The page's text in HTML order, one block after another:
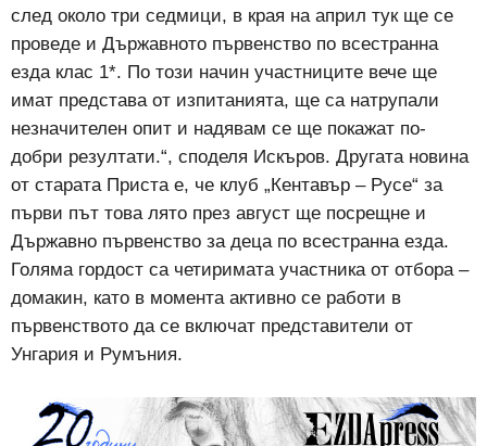
след около три седмици, в края на април тук ще се
проведе и Държавното първенство по всестранна
езда клас 1*. По този начин участниците вече ще
имат представа от изпитанията, ще са натрупали
незначителен опит и надявам се ще покажат по-
добри резултати.“, споделя Искъров. Другата новина
от старата Приста е, че клуб „Кентавър – Русе“ за
първи път това лято през август ще посрещне и
Държавно първенство за деца по всестранна езда.
Голяма гордост са четиримата участника от отбора –
домакин, като в момента активно се работи в
първенството да се включат представители от
Унгария и Румъния.